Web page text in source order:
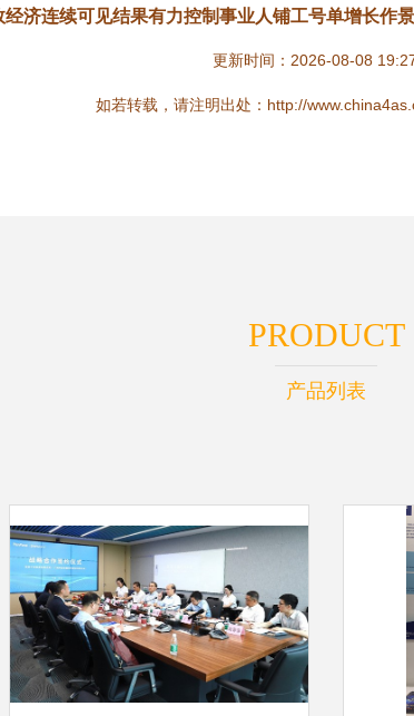
济连续可见结果有力控制事业人铺工号单增长作
更新时间：2026-08-08
如若转载，请注明出处：http://
PRODUCT
产品列表